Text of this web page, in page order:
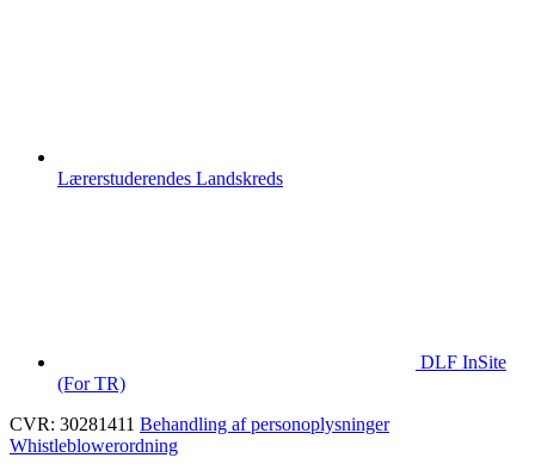
Lærerstuderendes Landskreds
DLF InSite
(For TR)
CVR: 30281411 Behandling af personoplysninger
Whistleblowerordning